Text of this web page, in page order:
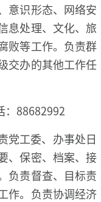
意识形态、网络安
息处理、文化、旅
败等工作。负责群
交办的其他工作任
88682992
党工委、办事处日
、保密、档案、接
负责督查、目标责
作。负责协调经济